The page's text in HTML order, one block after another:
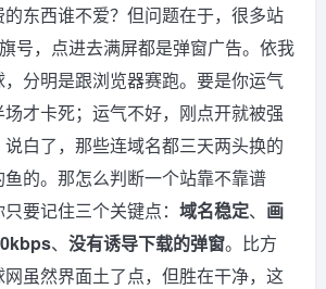
东西谁不爱？但问题在于，很多站
号，点进去满屏都是弹窗广告。依我
分明是跟浏览器赛跑。要是你运气
才卡死；运气不好，刚点开就被强
白了，那些连域名都三天两头换的
的。那怎么判断一个站靠不靠谱
要记住三个关键点： 域名稳定、 画
、 没有诱导下载的弹窗。比方
虽然界面土了点，但胜在干净，这